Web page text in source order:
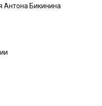
Антона Бикинина